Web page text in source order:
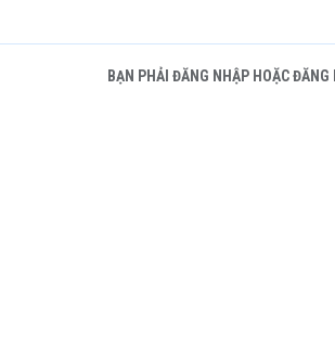
BẠN PHẢI ĐĂNG NHẬP HOẶC